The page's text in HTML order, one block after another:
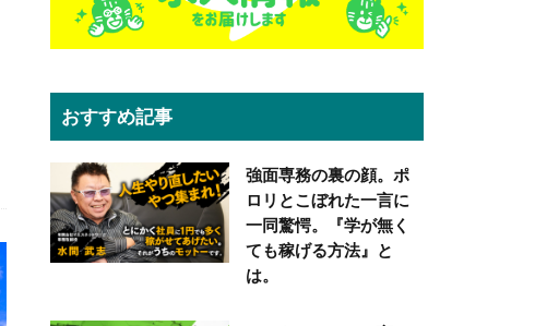
おすすめ記事
強面専務の裏の顔。ポ
ロリとこぼれた一言に
一同驚愕。『学が無く
ても稼げる方法』と
は。